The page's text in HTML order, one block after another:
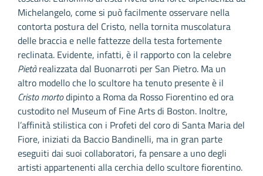
Michelangelo, come si può facilmente osservare nella
contorta postura del Cristo, nella tornita muscolatura
delle braccia e nelle fattezze della testa fortemente
reclinata. Evidente, infatti, è il rapporto con la celebre
Pietàrealizzata dal Buonarroti per San Pietro. Ma un
altro modello che lo scultore ha tenuto presente è il
Cristo mortodipinto a Roma da Rosso Fiorentino ed ora
custodito nel Museum of Fine Arts di Boston. Inoltre,
l’affinità stilistica con i Profeti del coro di Santa Maria del
Fiore, iniziati da Baccio Bandinelli, ma in gran parte
eseguiti dai suoi collaboratori, fa pensare a uno degli
artisti appartenenti alla cerchia dello scultore fiorentino.